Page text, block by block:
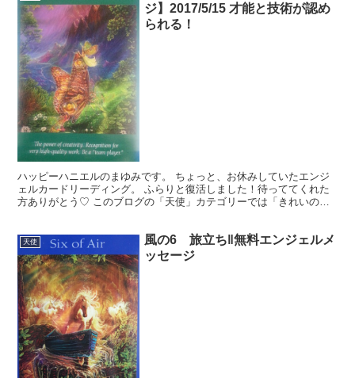
ジ】2017/5/15 才能と技術が認め
られる！
ハッピーハニエルのまゆみです。 ちょっと、お休みしていたエンジ
ェルカードリーディング。 ふらりと復活しました！待っててくれた
方ありがとう♡ このブログの「天使」カテゴリーでは「きれいのモ
天使
風の6 旅立ち‖無料エンジェルメ
ッセージ